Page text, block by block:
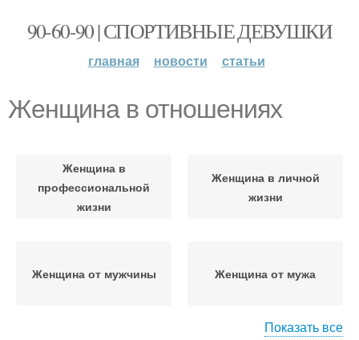
90-60-90 | СПОРТИВНЫЕ ДЕВУШКИ
главная новости статьи
Женщина в отношениях
Женщина в
профессиональной
жизни
Женщина в личной
жизни
Женщина от мужчины Женщина от мужа
Показать все